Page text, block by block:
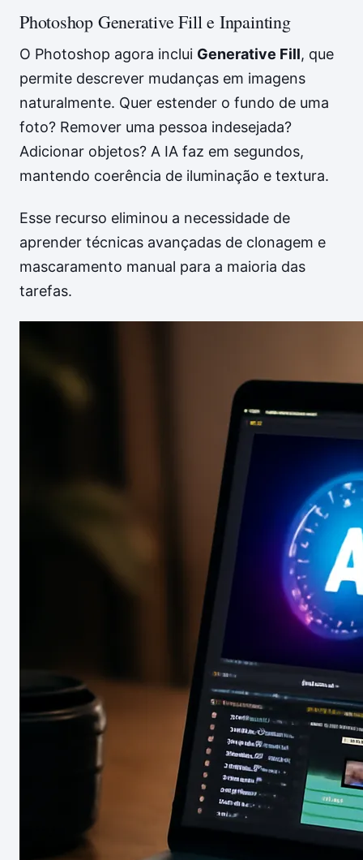
Photoshop Generative Fill e Inpainting
O Photoshop agora inclui Generative Fill, que
permite descrever mudanças em imagens
naturalmente. Quer estender o fundo de uma
foto? Remover uma pessoa indesejada?
Adicionar objetos? A IA faz em segundos,
mantendo coerência de iluminação e textura.
Esse recurso eliminou a necessidade de
aprender técnicas avançadas de clonagem e
mascaramento manual para a maioria das
tarefas.